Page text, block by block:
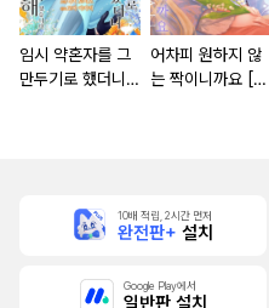
임시 약혼자를 그
만두기로 했더니
어차피 원하지 않
는 짝이니까요 [단
10배 적립, 2시간 먼저
완전판+ 설치
Google Play에서
일반판 설치